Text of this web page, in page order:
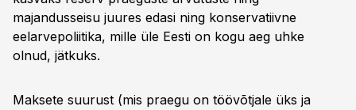
majandusseisu juures edasi ning konservatiivne
eelarvepoliitika, mille üle Eesti on kogu aeg uhke
olnud, jätkuks.
Maksete suurust (mis praegu on töövõtjale üks ja